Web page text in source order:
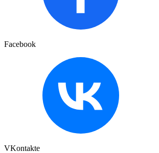
Facebook
VKontakte